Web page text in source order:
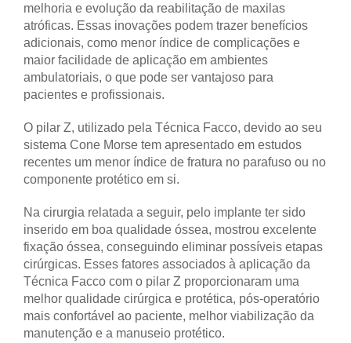
melhoria e evolução da reabilitação de maxilas
atróficas. Essas inovações podem trazer benefícios
adicionais, como menor índice de complicações e
maior facilidade de aplicação em ambientes
ambulatoriais, o que pode ser vantajoso para
pacientes e profissionais.
O pilar Z, utilizado pela Técnica Facco, devido ao seu
sistema Cone Morse tem apresentado em estudos
recentes um menor índice de fratura no parafuso ou no
componente protético em si.
Na cirurgia relatada a seguir, pelo implante ter sido
inserido em boa qualidade óssea, mostrou excelente
fixação óssea, conseguindo eliminar possíveis etapas
cirúrgicas. Esses fatores associados à aplicação da
Técnica Facco com o pilar Z proporcionaram uma
melhor qualidade cirúrgica e protética, pós-operatório
mais confortável ao paciente, melhor viabilização da
manutenção e a manuseio protético.